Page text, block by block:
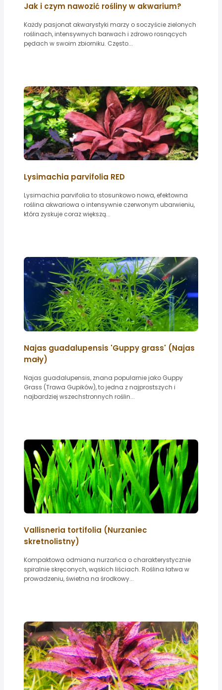
Jak i czym nawozić rośliny w akwarium?
Każdy pasjonat akwarystyki marzy o soczyście zielonych
roślinach, intensywnych barwach i zdrowo rosnących
pędach w swoim zbiorniku. Często...
Lysimachia parvifolia RED
Lysimachia parvifolia to stosunkowo nowa, efektowna
roślina akwariowa o intensywnie czerwonym ubarwieniu,
która zyskuje coraz większą...
Najas guadalupensis 'Guppy grass' (Najas
mały)
Najas guadalupensis, znana popularnie jako Guppy
Grass (Trawa Gupików), to jedna z najprostszych i
najbardziej wszechstronnych roślin...
Vallisneria tortifolia (Nurzaniec
skretnolistny)
Kompaktowa odmiana nurzańca o charakterystycznie
spiralnie skręconych, wąskich liściach. Roślina łatwa w
prowadzeniu, świetna na środkowy...